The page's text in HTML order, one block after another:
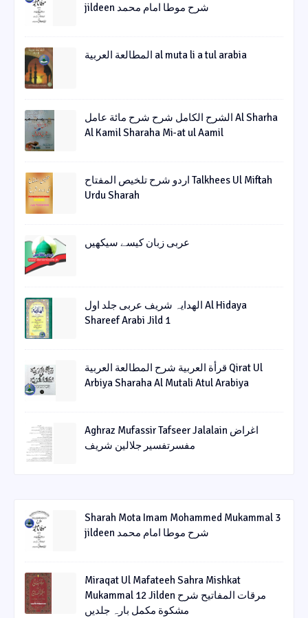
jildeen شرح موطا امام محمد
المطالعة العربية al muta li a tul arabia
الشرح الکامل شرح شرح مائة عامل Al Sharha
Al Kamil Sharaha Mi-at ul Aamil
اردو شرح تلخیص المفتاح Talkhees Ul Miftah
Urdu Sharah
عربی زبان کیسے سیکھیں
الھدایہ شریف عربی جلد اول Al Hidaya
Shareef Arabi Jild 1
قرأة العربیة شرح المطالعة العربیة Qirat Ul
Arbiya Sharaha Al Mutali Atul Arabiya
Aghraz Mufassir Tafseer Jalalain اغراض
مفسرتفسیر جلالین شریف
Sharah Mota Imam Mohammed Mukammal 3
jildeen شرح موطا امام محمد
Miraqat Ul Mafateeh Sahra Mishkat
Mukammal 12 Jilden مرقات المفاتیح شرح
مشکوة مکمل بارہ جلدیں